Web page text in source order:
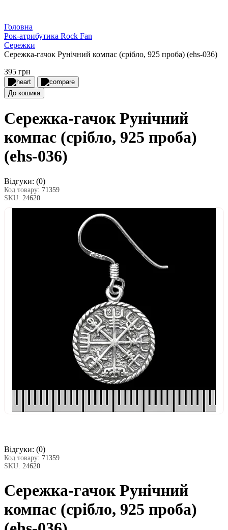
Головна
Рок-атрибутика Rock Fan
Сережки
Сережка-гачок Рунічний компас (срібло, 925 проба) (ehs-036)
395 грн
До кошика
Сережка-гачок Рунічний
компас (срібло, 925 проба)
(ehs-036)
Відгуки: (0)
Код товару: 71359
SKU: 24620
Відгуки: (0)
Код товару: 71359
SKU: 24620
Сережка-гачок Рунічний
компас (срібло, 925 проба)